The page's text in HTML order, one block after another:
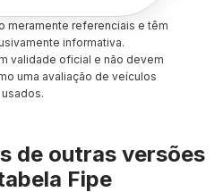
meramente referenciais e têm
informativa.
validade oficial e não devem
uma avaliação de veículos
usados.
de outras versões
Fipe